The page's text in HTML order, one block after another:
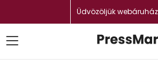
Üdvözöljük